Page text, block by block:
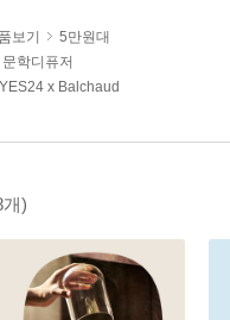
보기
5만원대
문학디퓨저
YES24 x Balchaud
개)